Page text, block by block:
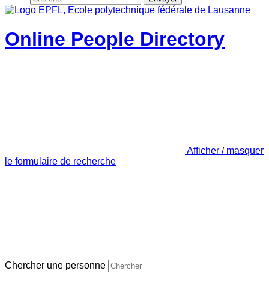
Online People Directory
Afficher / masquer
le formulaire de recherche
Chercher une personne